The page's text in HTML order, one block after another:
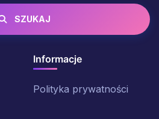
SZUKAJ
Informacje
Polityka prywatności